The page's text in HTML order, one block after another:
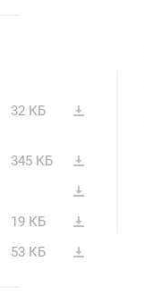
32 КБ
345 КБ
19 КБ
53 КБ